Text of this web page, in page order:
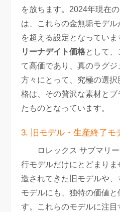
を放ちます。2024年現在
は、これらの金無垢モデ
を超える設定となっていま
リーナデイト価格として
て高価であり、真のラグ
方々にとって、究極の選
格は、その贅沢な素材と
たものとなっています。
3. 旧モデル・生産終了モ
ロレックス サブマリ
行モデルだけにとどまり
造されてきた旧モデルや
モデルにも、独特の価値と
す。これらのモデルに注目